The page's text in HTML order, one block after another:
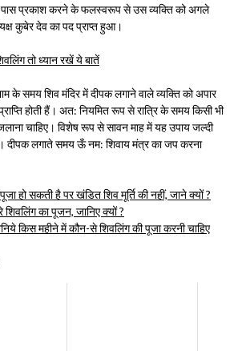
पास प्रकाश करने के फलस्वरूप से उस व्यक्ति को अगले
कुबेर देव का पद प्राप्त हुआ।
तो ध्यान रखें ये बातें
के समय शिव मंदिर में दीपक लगाने वाले व्यक्ति को अपार
होती हैं। अत: नियमित रूप से रात्रि के समय किसी भी
चाहिए। विशेष रूप से सावन माह में यह उपाय जल्दी
दीपक लगाते समय ऊँ नम: शिवाय मंत्र का जप करना
हो सकती है पर खंडित शिव मूर्ति की नहीं, जाने क्यों ?
का पूजन, जानिए क्यों ?
किस महीने में कौन-से शिवलिंग की पूजा करनी चाहिए